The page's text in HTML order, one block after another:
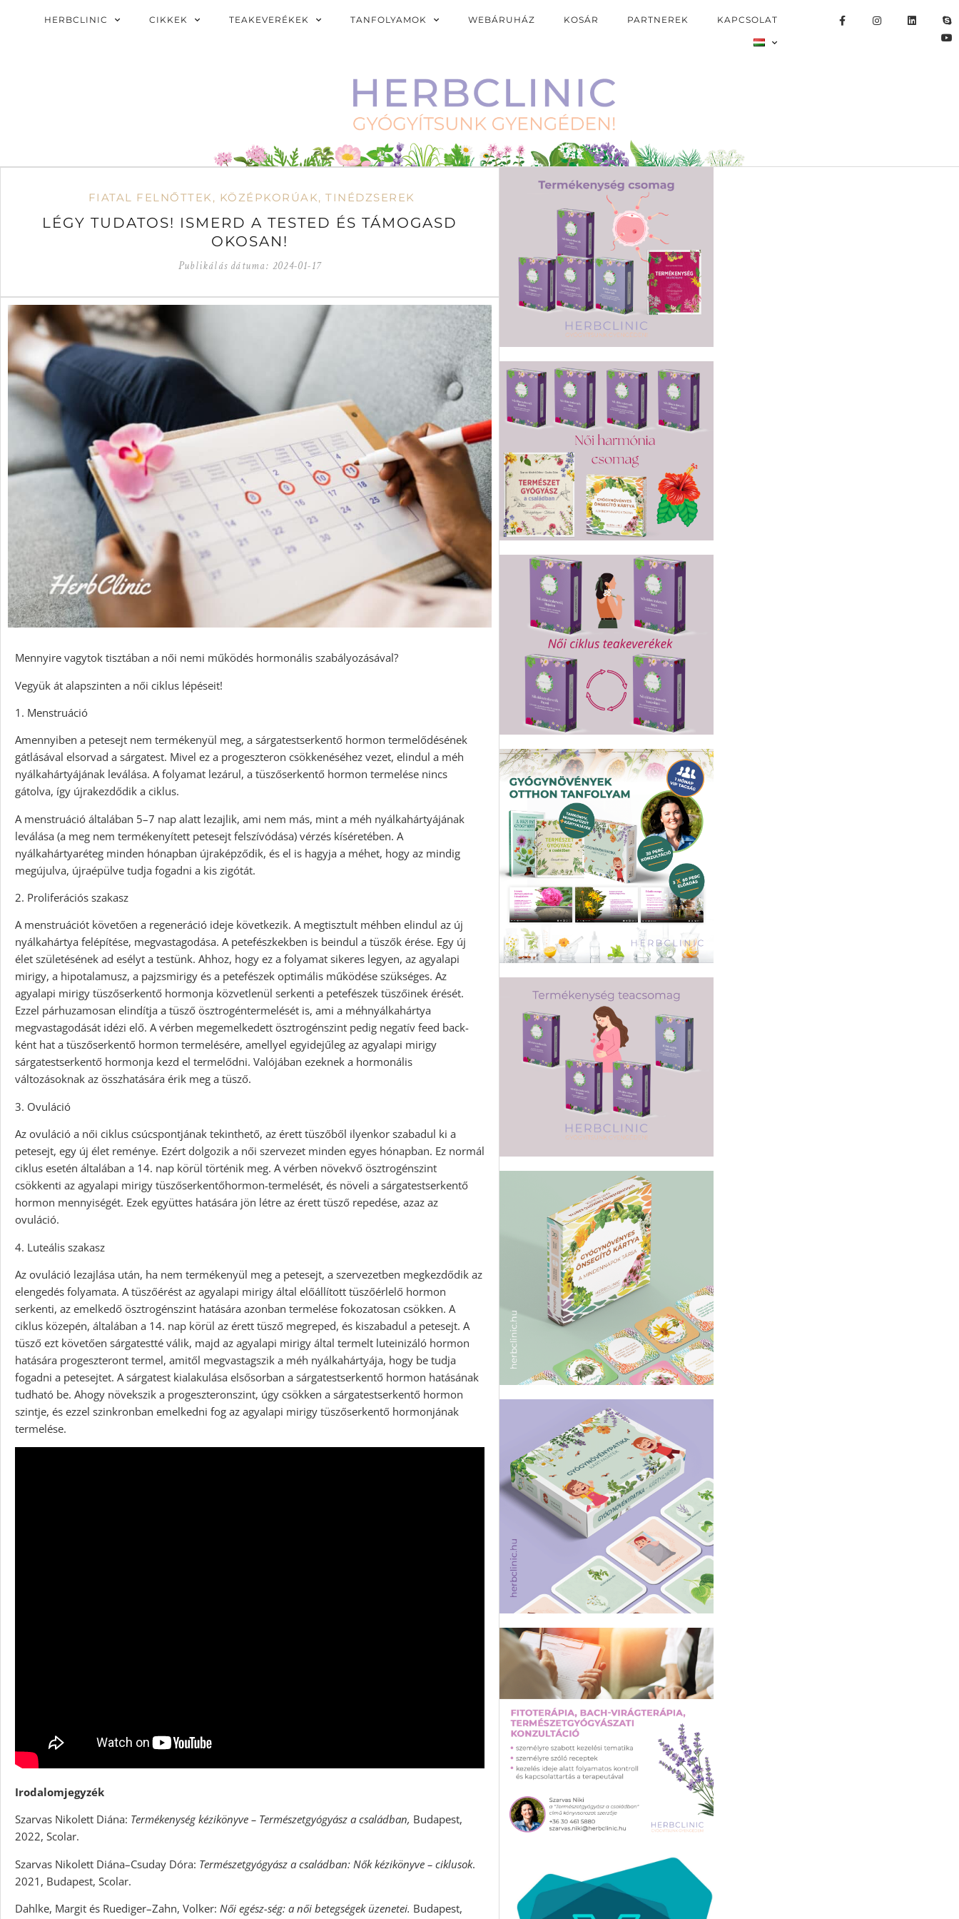
HERBCLINIC CIKKEK TEAKEVERÉKEK TANFOLYAMOK WEBÁRUHÁZ KOSÁR PARTNEREK KAPCSOLAT
FIATAL FELNŐTTEK , KÖZÉPKORÚAK, TINÉDZSEREK
LÉGY TUDATOS! ISMERD A TESTED ÉS TÁMOGASD
OKOSAN!
Publikálás dátuma: 2024-01-17
Mennyire vagytok tisztában a női nemi működés hormonális szabályozásával?
Vegyük át alapszinten a női ciklus lépéseit!
1. Menstruáció
Amennyiben a petesejt nem termékenyül meg, a sárgatestserkentő hormon termelődésének
gátlásával elsorvad a sárgatest. Mivel ez a progeszteron csökkenéséhez vezet, elindul a méh
nyálkahártyájának leválása. A folyamat lezárul, a tüszőserkentő hormon termelése nincs
gátolva, így újrakezdődik a ciklus.
A menstruáció általában 5–7 nap alatt lezajlik, ami nem más, mint a méh nyálkahártyájának
leválása (a meg nem termékenyített petesejt felszívódása) vérzés kíséretében. A
nyálkahártyaréteg minden hónapban újraképződik, és el is hagyja a méhet, hogy az mindig
megújulva, újraépülve tudja fogadni a kis zigótát.
2. Proliferációs szakasz
A menstruációt követően a regeneráció ideje következik. A megtisztult méhben elindul az új
nyálkahártya felépítése, megvastagodása. A petefészkekben is beindul a tüszők érése. Egy új
élet születésének ad esélyt a testünk. Ahhoz, hogy ez a folyamat sikeres legyen, az agyalapi
mirigy, a hipotalamusz, a pajzsmirigy és a petefészek optimális működése szükséges. Az
agyalapi mirigy tüszőserkentő hormonja közvetlenül serkenti a petefészek tüszőinek érését.
Ezzel párhuzamosan elindítja a tüsző ösztrogéntermelését is, ami a méhnyálkahártya
megvastagodását idézi elő. A vérben megemelkedett ösztrogénszint pedig negatív feed back-
ként hat a tüszőserkentő hormon termelésére, amellyel egyidejűleg az agyalapi mirigy
sárgatestserkentő hormonja kezd el termelődni. Valójában ezeknek a hormonális
változásoknak az összhatására érik meg a tüsző.
3. Ovuláció
Az ovuláció a női ciklus csúcspontjának tekinthető, az érett tüszőből ilyenkor szabadul ki a
petesejt, egy új élet reménye. Ezért dolgozik a női szervezet minden egyes hónapban. Ez normál
ciklus esetén általában a 14. nap körül történik meg. A vérben növekvő ösztrogénszint
csökkenti az agyalapi mirigy tüszőserkentőhormon-termelését, és növeli a sárgatestserkentő
hormon mennyiségét. Ezek együttes hatására jön létre az érett tüsző repedése, azaz az
ovuláció.
4. Luteális szakasz
Az ovuláció lezajlása után, ha nem termékenyül meg a petesejt, a szervezetben megkezdődik az
elengedés folyamata. A tüszőérést az agyalapi mirigy által előállított tüszőérlelő hormon
serkenti, az emelkedő ösztrogénszint hatására azonban termelése fokozatosan csökken. A
ciklus közepén, általában a 14. nap körül az érett tüsző megreped, és kiszabadul a petesejt. A
tüsző ezt követően sárgatestté válik, majd az agyalapi mirigy által termelt luteinizáló hormon
hatására progeszteront termel, amitől megvastagszik a méh nyálkahártyája, hogy be tudja
fogadni a petesejtet. A sárgatest kialakulása elsősorban a sárgatestserkentő hormon hatásának
tudható be. Ahogy növekszik a progeszteronszint, úgy csökken a sárgatestserkentő hormon
szintje, és ezzel szinkronban emelkedni fog az agyalapi mirigy tüszőserkentő hormonjának
termelése.
Irodalomjegyzék
Szarvas Nikolett Diána: Termékenység kézikönyve – Természetgyógyász a családban, Budapest,
2022, Scolar.
Szarvas Nikolett Diána–Csuday Dóra: Természetgyógyász a családban: Nők kézikönyve – ciklusok.
2021, Budapest, Scolar.
Dahlke, Margit és Ruediger–Zahn, Volker: Női egész-ség: a női betegségek üzenetei. Budapest,